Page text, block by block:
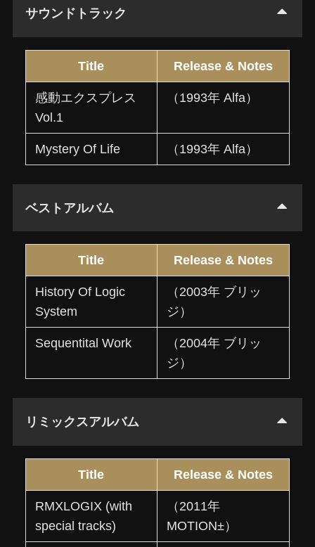
サウンドトラック
Title Release & Notes
感動エクスプレス
Vol.1
（1993年 Alfa）
Mystery Of Life （1993年 Alfa）
ベストアルバム
Title Release & Notes
History Of Logic
System
（2003年 ブリッ
ジ）
Sequentital Work
（2004年 ブリッ
ジ）
リミックスアルバム
Title Release & Notes
RMXLOGIX (with
special tracks)
（2011年
MOTION±）